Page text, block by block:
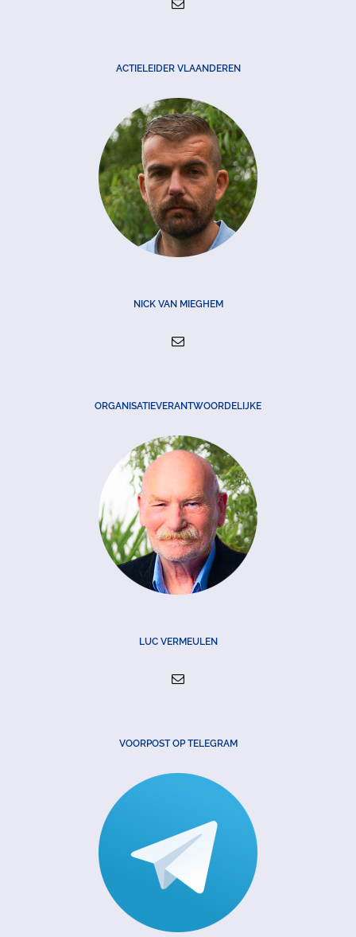
ACTIELEIDER VLAANDEREN
NICK VAN MIEGHEM
ORGANISATIEVERANTWOORDELIJKE
LUC VERMEULEN
VOORPOST OP TELEGRAM